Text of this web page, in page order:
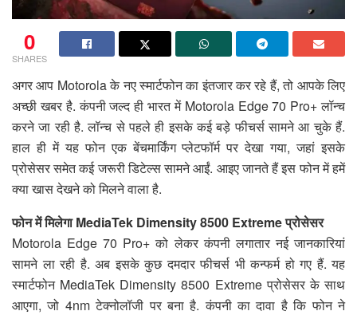
0
SHARES
अगर आप Motorola के नए स्मार्टफोन का इंतजार कर रहे हैं, तो आपके लिए
अच्छी खबर है. कंपनी जल्द ही भारत में Motorola Edge 70 Pro+ लॉन्च
करने जा रही है. लॉन्च से पहले ही इसके कई बड़े फीचर्स सामने आ चुके हैं.
हाल ही में यह फोन एक बेंचमार्किंग प्लेटफॉर्म पर देखा गया, जहां इसके
प्रोसेसर समेत कई जरूरी डिटेल्स सामने आईं. आइए जानते हैं इस फोन में हमें
क्या खास देखने को मिलने वाला है.
फोन में मिलेगा MediaTek Dimensity 8500 Extreme प्रोसेसर
Motorola Edge 70 Pro+ को लेकर कंपनी लगातार नई जानकारियां
सामने ला रही है. अब इसके कुछ दमदार फीचर्स भी कन्फर्म हो गए हैं. यह
स्मार्टफोन MediaTek Dimensity 8500 Extreme प्रोसेसर के साथ
आएगा, जो 4nm टेक्नोलॉजी पर बना है. कंपनी का दावा है कि फोन ने